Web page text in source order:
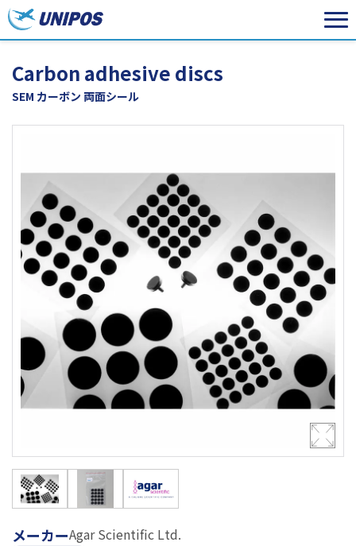
Carbon adhesive discs
SEM カーボン 両面シール
メーカーAgar Scientific Ltd.